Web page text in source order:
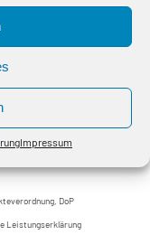
Impressum
DoP
Leistungserklärung